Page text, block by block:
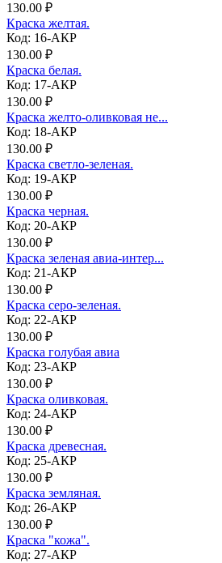
130.00 ₽
Краска желтая.
Код: 16-АКР
130.00 ₽
Краска белая.
Код: 17-АКР
130.00 ₽
Краска желто-оливковая не...
Код: 18-АКР
130.00 ₽
Краска светло-зеленая.
Код: 19-АКР
130.00 ₽
Краска черная.
Код: 20-АКР
130.00 ₽
Краска зеленая авиа-интер...
Код: 21-АКР
130.00 ₽
Краска серо-зеленая.
Код: 22-АКР
130.00 ₽
Краска голубая авиа
Код: 23-АКР
130.00 ₽
Краска оливковая.
Код: 24-АКР
130.00 ₽
Краска древесная.
Код: 25-АКР
130.00 ₽
Краска земляная.
Код: 26-АКР
130.00 ₽
Краска "кожа".
Код: 27-АКР